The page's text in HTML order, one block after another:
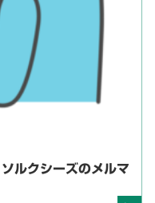
ルクシーズのメルマ